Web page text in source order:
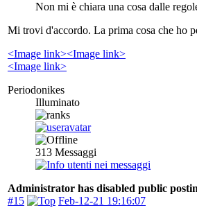
Non mi è chiara una cosa dalle
Mi trovi d'accordo. La prima cosa che ho
<Image link><Image link>
<Image link>
Periodonikes
Illuminato
313 Messaggi
Administrator has disabled public
#15
Feb-12-21 19:16:07